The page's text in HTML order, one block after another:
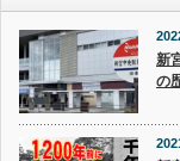
新
の